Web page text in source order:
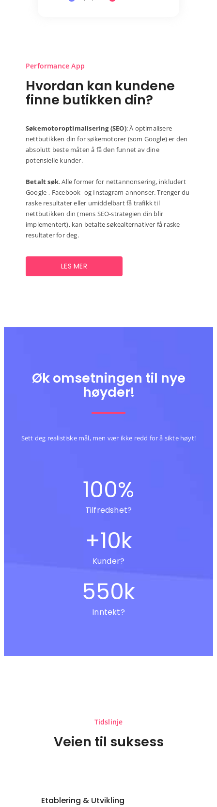
Performance App
Hvordan kan kundene
finne butikken din?
Søkemotoroptimalisering (SEO): Å optimalisere
nettbutikken din for søkemotorer (som Google) er den
absolutt beste måten å få den funnet av dine
potensielle kunder.
Betalt søk. Alle former for nettannonsering, inkludert
Google-, Facebook- og Instagram-annonser. Trenger du
raske resultater eller umiddelbart få trafikk til
nettbutikken din (mens SEO-strategien din blir
implementert), kan betalte søkealternativer få raske
resultater for deg.
LES MER
Øk omsetningen til nye
høyder!
Sett deg realistiske mål, men vær ikke redd for å sikte høyt!
Tilfredshet?
100%
Kunder?
+10k
Inntekt?
550k
Tidslinje
Veien til suksess
Etablering & Utvikling